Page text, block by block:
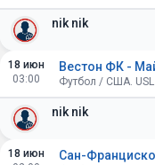
nik nik
18 июн
03:00
nik nik
Вестон ФК -
Футбол / США.
18 июн
Сан-